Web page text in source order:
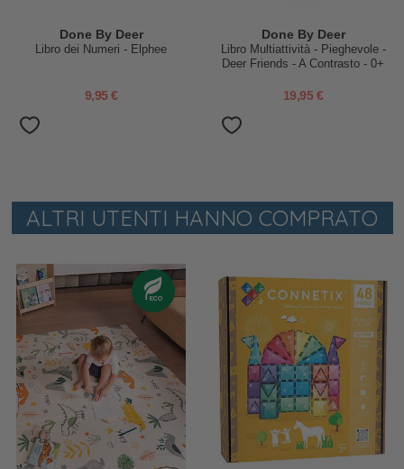
Done By Deer
Libro dei Numeri - Elphee
9,95 €
Done By Deer
Libro Multiattività - Pieghevole -
Deer Friends - A Contrasto - 0+
19,95 €
ALTRI UTENTI HANNO COMPRATO